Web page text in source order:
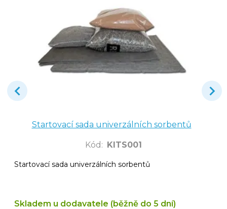
Startovací sada univerzálních sorbentů
Kód : KITS001
Startovací sada univerzálních sorbentů
Skladem u dodavatele (běžně do 5 dní)